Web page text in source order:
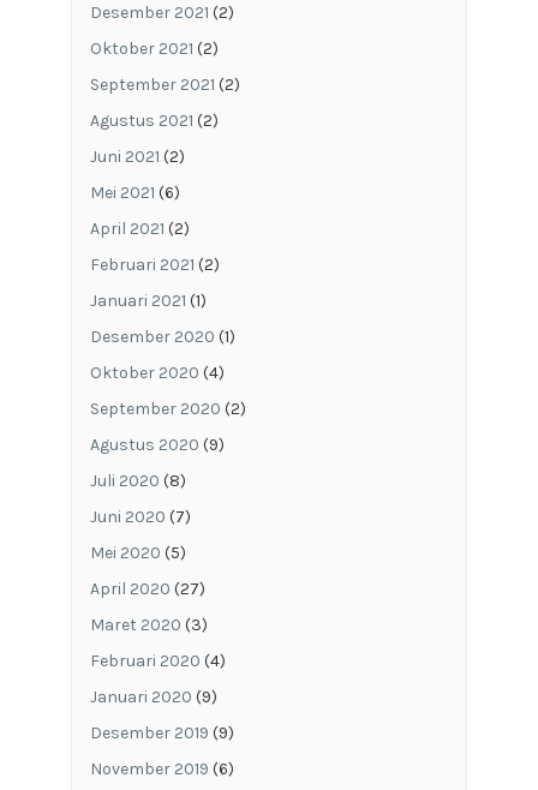
Desember 2021 (2)
Oktober 2021 (2)
September 2021 (2)
Agustus 2021 (2)
Juni 2021 (2)
Mei 2021 (6)
April 2021 (2)
Februari 2021 (2)
Januari 2021 (1)
Desember 2020 (1)
Oktober 2020 (4)
September 2020 (2)
Agustus 2020 (9)
Juli 2020 (8)
Juni 2020 (7)
Mei 2020 (5)
April 2020 (27)
Maret 2020 (3)
Februari 2020 (4)
Januari 2020 (9)
Desember 2019 (9)
November 2019 (6)